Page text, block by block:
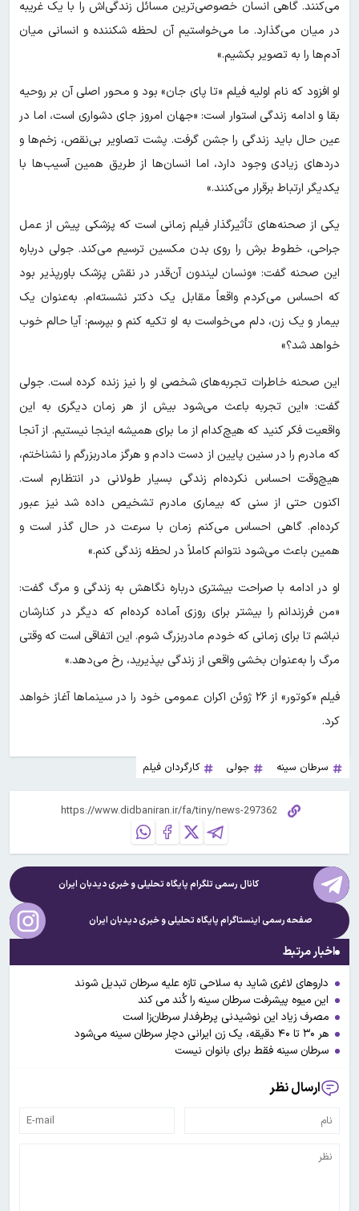
می‌کنند. گاهی انسان خصوصی‌ترین مسائل زندگی‌اش را با یک غریبه
در میان می‌گذارد. ما می‌خواستیم آن لحظه شکننده و انسانی میان
آدم‌ها را به تصویر بکشیم.»
او افزود که نام اولیه فیلم «تا پای جان» بود و محور اصلی آن بر روحیه
بقا و ادامه زندگی استوار است: «جهان امروز جای دشواری است، اما در
عین حال باید زندگی را جشن گرفت. پشت تصاویر بی‌نقص، زخم‌ها و
دردهای زیادی وجود دارد، اما انسان‌ها از طریق همین آسیب‌ها با
یکدیگر ارتباط برقرار می‌کنند.»
یکی از صحنه‌های تأثیرگذار فیلم زمانی است که پزشکی پیش از عمل
جراحی، خطوط برش را روی بدن مکسین ترسیم می‌کند. جولی درباره
این صحنه گفت: «ونسان لیندون آن‌قدر در نقش پزشک باورپذیر بود
که احساس می‌کردم واقعاً مقابل یک دکتر نشسته‌ام. به‌عنوان یک
بیمار و یک زن، دلم می‌خواست به او تکیه کنم و بپرسم: آیا حالم خوب
خواهد شد؟»
این صحنه خاطرات تجربه‌های شخصی او را نیز زنده کرده است. جولی
گفت: «این تجربه باعث می‌شود بیش از هر زمان دیگری به این
واقعیت فکر کنید که هیچ‌کدام از ما برای همیشه اینجا نیستیم. از آنجا
که مادرم را در سنین پایین از دست دادم و هرگز مادربزرگم را نشناختم،
هیچ‌وقت احساس نکرده‌ام زندگی بسیار طولانی در انتظارم است.
اکنون حتی از سنی که بیماری مادرم تشخیص داده شد نیز عبور
کرده‌ام. گاهی احساس می‌کنم زمان با سرعت در حال گذر است و
همین باعث می‌شود نتوانم کاملاً در لحظه زندگی کنم.»
او در ادامه با صراحت بیشتری درباره نگاهش به زندگی و مرگ گفت:
«من فرزندانم را بیشتر برای روزی آماده کرده‌ام که دیگر در کنارشان
نباشم تا برای زمانی که خودم مادربزرگ شوم. این اتفاقی است که وقتی
مرگ را به‌عنوان بخشی واقعی از زندگی بپذیرید، رخ می‌دهد.»
فیلم «کوتور» از ۲۶ ژوئن اکران عمومی خود را در سینماها آغاز خواهد
کرد.
سرطان سینه جولی کارگردان فیلم
کانال رسمی تلگرام پایگاه تحلیلی و خبریدیدبان ایران
صفحه رسمی اینستاگرام پایگاه تحلیلی و خبریدیدبان ایران
اخبار مرتبط
داروهای لاغری شاید به سلاحی تازه علیه سرطان تبدیل شوند
این میوه پیشرفت سرطان سینه را کُند می کند
مصرف زیاد این نوشیدنی پرطرفدار سرطان‌زا است
هر ۳۰ تا ۴۰ دقیقه، یک زن ایرانی دچار سرطان سینه می‌شود
سرطان سینه فقط برای بانوان نیست
ارسال نظر